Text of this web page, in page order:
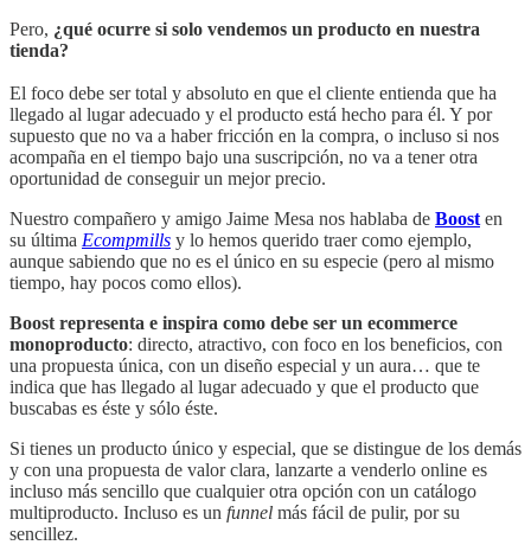
Pero, ¿qué ocurre si solo vendemos un producto en nuestra
tienda?
El foco debe ser total y absoluto en que el cliente entienda que ha
llegado al lugar adecuado y el producto está hecho para él. Y por
supuesto que no va a haber fricción en la compra, o incluso si nos
acompaña en el tiempo bajo una suscripción, no va a tener otra
oportunidad de conseguir un mejor precio.
Nuestro compañero y amigo Jaime Mesa nos hablaba de Boost en
su última Ecompmills y lo hemos querido traer como ejemplo,
aunque sabiendo que no es el único en su especie (pero al mismo
tiempo, hay pocos como ellos).
Boost representa e inspira como debe ser un ecommerce
monoproducto: directo, atractivo, con foco en los beneficios, con
una propuesta única, con un diseño especial y un aura… que te
indica que has llegado al lugar adecuado y que el producto que
buscabas es éste y sólo éste.
Si tienes un producto único y especial, que se distingue de los demás
y con una propuesta de valor clara, lanzarte a venderlo online es
incluso más sencillo que cualquier otra opción con un catálogo
multiproducto. Incluso es un funnel más fácil de pulir, por su
sencillez.